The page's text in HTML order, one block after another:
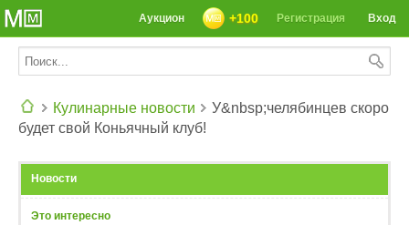
Вход
Регистрация
+100
Аукцион
Кулинарные новости
У&nbsp;челябинцев скоро
будет свой Коньячный клуб!
Новости
Это интересно